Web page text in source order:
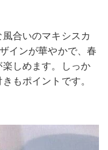
合いのマキシスカ
インが華やかで、春
しめます。しっか
もポイントです。